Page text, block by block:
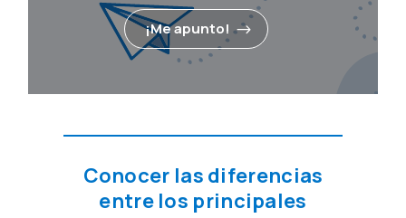
¡Me apunto!
Conocer las diferencias
entre los principales